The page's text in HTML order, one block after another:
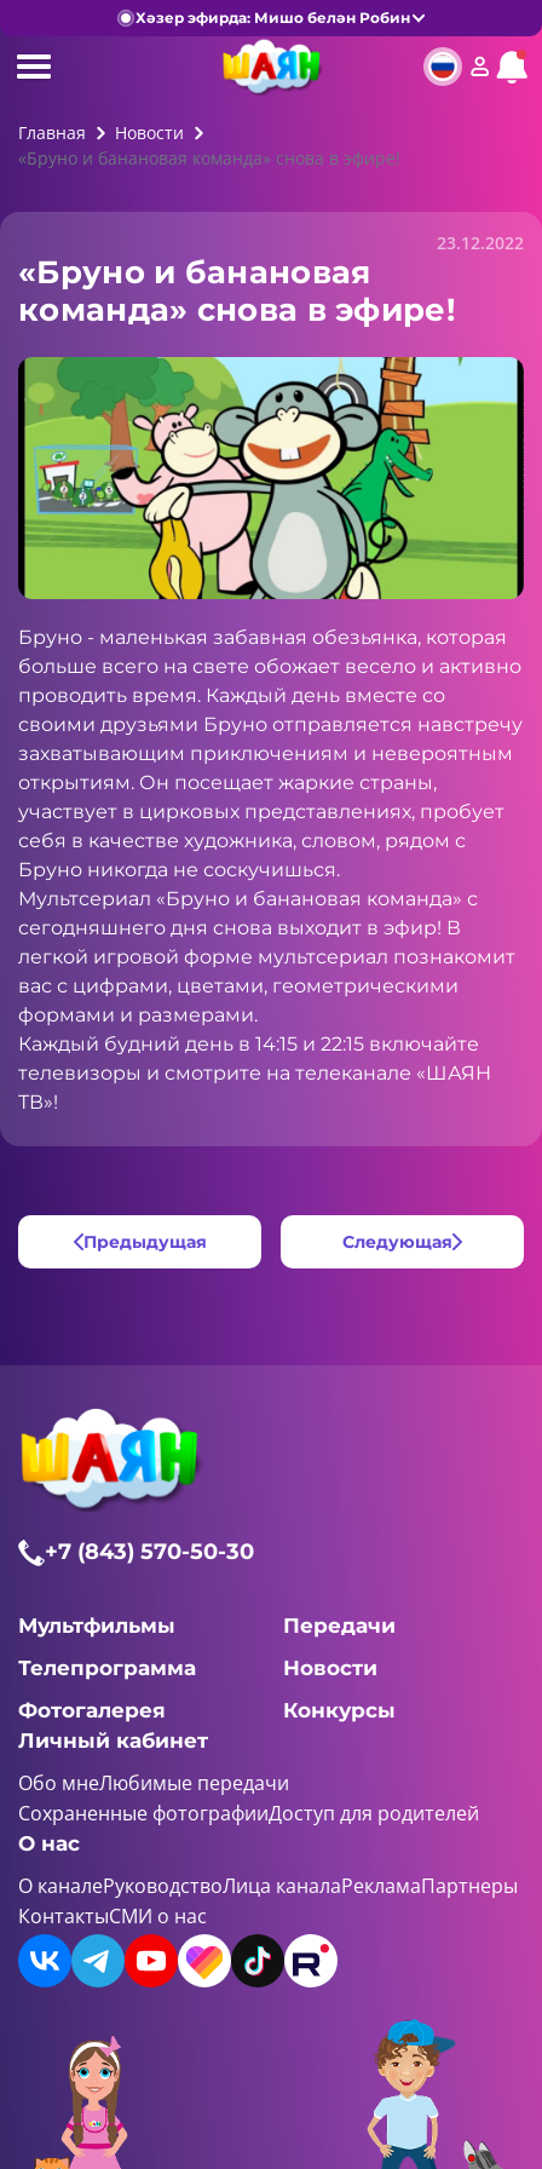
Хәзер эфирда: Мишо белән Робин
Главная
Новости
«Бруно и банановая команда» снова в эфире!
23.12.2022
«Бруно и банановая
команда» снова в эфире!
Бруно - маленькая забавная обезьянка, которая
больше всего на свете обожает весело и активно
проводить время. Каждый день вместе со
своими друзьями Бруно отправляется навстречу
захватывающим приключениям и невероятным
открытиям. Он посещает жаркие страны,
участвует в цирковых представлениях, пробует
себя в качестве художника, словом, рядом с
Бруно никогда не соскучишься.
Мультсериал «Бруно и банановая команда» с
сегодняшнего дня снова выходит в эфир! В
легкой игровой форме мультсериал познакомит
вас с цифрами, цветами, геометрическими
формами и размерами.
Каждый будний день в 14:15 и 22:15 включайте
телевизоры и смотрите на телеканале «ШАЯН
ТВ»!
Предыдущая Следующая
+7 (843) 570-50-30
Мультфильмы
Передачи
Телепрограмма
Новости
Фотогалерея
Конкурсы
Личный кабинет
Обо мнеЛюбимые передачи
Сохраненные фотографииДоступ для родителей
О нас
О каналеРуководствоЛица каналаРекламаПартнеры
КонтактыСМИ о нас